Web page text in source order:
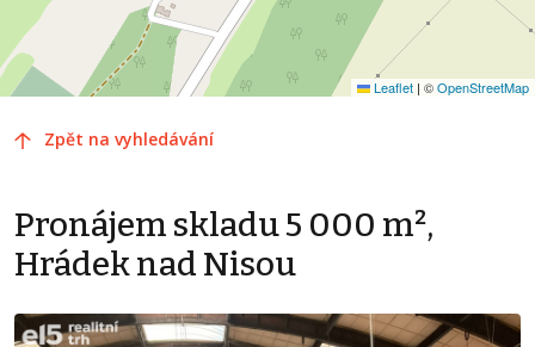
Leaflet | ©OpenStreetMap
Zpět na vyhledávání
Pronájem skladu 5 000 m²,
Hrádek nad Nisou